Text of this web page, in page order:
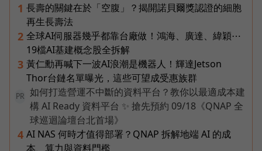
1 長壽的關鍵在於「空腹」？揭開諾貝爾獎認證的細胞
再生長壽法
2 全球AI伺服器幾乎都靠台廠做！鴻海、廣達、緯穎⋯
19檔AI基建概念股全拆解
3 黃仁勳再喊下一波AI浪潮是機器人！輝達Jetson
Thor台鏈名單曝光，這些可望成受惠族群
PR
如何打造營運不中斷的資料平台？教你以最適成本建
構 AI Ready 資料平台 ✨ 搶先預約 09/18《QNAP 全
球巡迴論壇台北首場》
4 AI NAS 何時才值得部署？QNAP 拆解地端 AI 的成
本、算力與資料門檻